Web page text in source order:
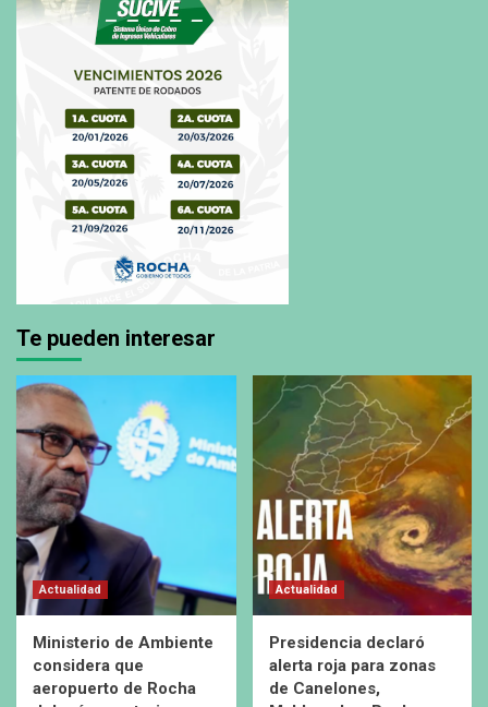
Te pueden interesar
Actualidad
Ministerio de Ambiente
considera que
aeropuerto de Rocha
Actualidad
Presidencia declaró
alerta roja para zonas
de Canelones,